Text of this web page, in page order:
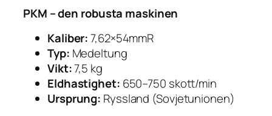
PKM – den robusta maskinen
Kaliber:7,62×54mmR
Typ: Medeltung
Vikt:7,5 kg
Eldhastighet: 650–750 skott/min
Ursprung: Ryssland (Sovjetunionen)